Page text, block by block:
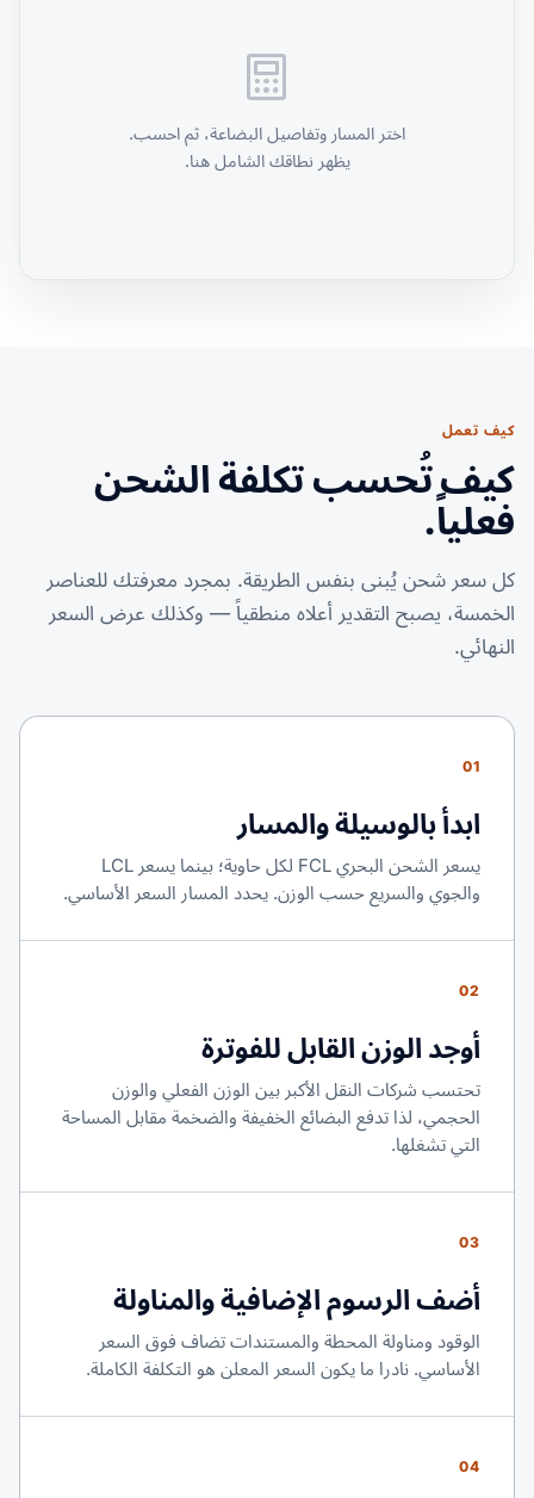
اختر المسار وتفاصيل البضاعة، ثم احسب.
يظهر نطاقك الشامل هنا.
كيف تعمل
كيف تُحسب تكلفة الشحن
فعلياً.
كل سعر شحن يُبنى بنفس الطريقة. بمجرد معرفتك للعناصر
الخمسة، يصبح التقدير أعلاه منطقياً — وكذلك عرض السعر
النهائي.
01
ابدأ بالوسيلة والمسار
يسعر الشحن البحري FCL لكل حاوية؛ بينما يسعر LCL
والجوي والسريع حسب الوزن. يحدد المسار السعر الأساسي.
02
أوجد الوزن القابل للفوترة
تحتسب شركات النقل الأكبر بين الوزن الفعلي والوزن
الحجمي، لذا تدفع البضائع الخفيفة والضخمة مقابل المساحة
التي تشغلها.
03
أضف الرسوم الإضافية والمناولة
الوقود ومناولة المحطة والمستندات تضاف فوق السعر
الأساسي. نادرا ما يكون السعر المعلن هو التكلفة الكاملة.
04